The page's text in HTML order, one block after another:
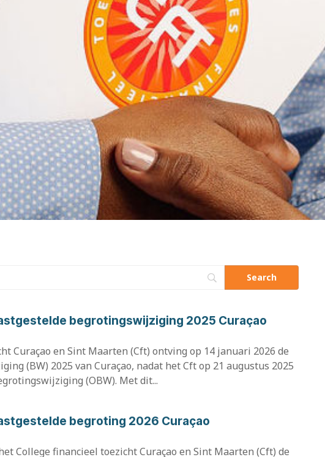
begrotingswijziging 2025 Curaçao
Curaçao en Sint Maarten (Cft) ontving op 14 januari 2026 de
(BW) 2025 van Curaçao, nadat het Cft op 21 augustus 2025
(OBW). Met dit...
begroting 2026 Curaçao
College financieel toezicht Curaçao en Sint Maarten (Cft) de